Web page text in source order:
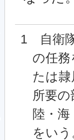
1 自衛
の任
たは
所要
陸・
をい